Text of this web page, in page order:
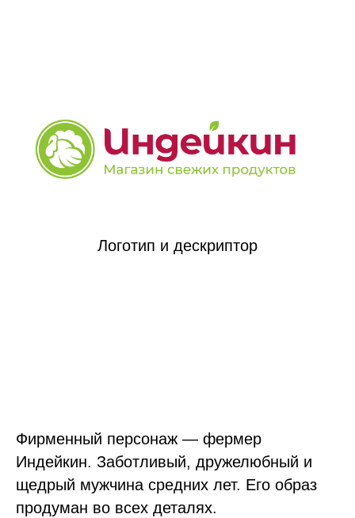
Логотип и дескриптор
Фирменный персонаж — фермер
Индейкин. Заботливый, дружелюбный и
щедрый мужчина средних лет. Его образ
продуман во всех деталях.